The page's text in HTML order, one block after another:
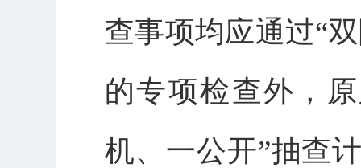
查事项均应通过“
的专项检查外，
机、一公开”抽查